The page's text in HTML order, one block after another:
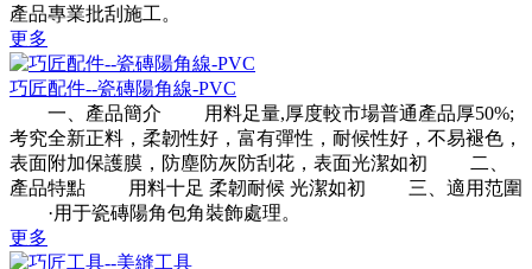
產品專業批刮施工。
更多
巧匠配件--瓷磚陽角線-PVC
一、產品簡介 用料足量,厚度較市場普通產品厚50%;
考究全新正料，柔韌性好，富有彈性，耐候性好，不易褪色，
表面附加保護膜，防塵防灰防刮花，表面光潔如初 二、
產品特點 用料十足 柔韌耐候 光潔如初 三、適用范圍
·用于瓷磚陽角包角裝飾處理。
更多